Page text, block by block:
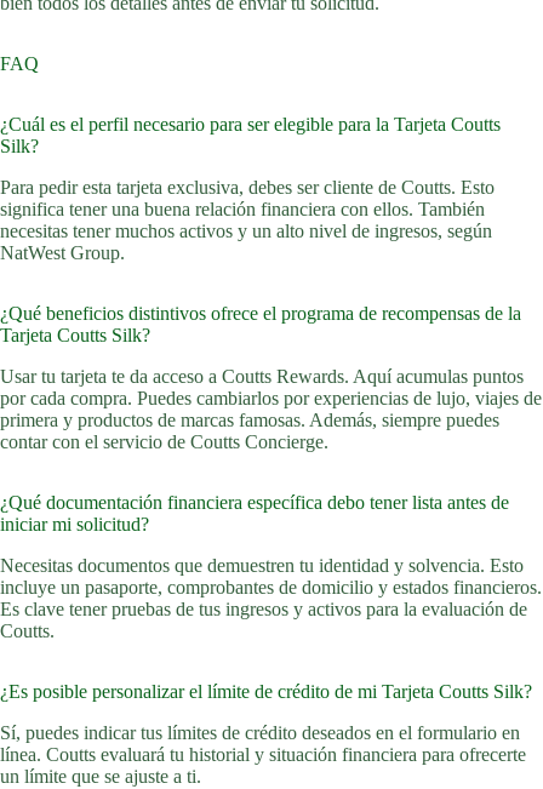
FAQ
¿Cuál es el perfil necesario para ser elegible para la Tarjeta Coutts
Silk?
Para pedir esta tarjeta exclusiva, debes ser cliente de Coutts. Esto
significa tener una buena relación financiera con ellos. También
necesitas tener muchos activos y un alto nivel de ingresos, según
NatWest Group.
¿Qué beneficios distintivos ofrece el programa de recompensas de la
Tarjeta Coutts Silk?
Usar tu tarjeta te da acceso a Coutts Rewards. Aquí acumulas puntos
por cada compra. Puedes cambiarlos por experiencias de lujo, viajes de
primera y productos de marcas famosas. Además, siempre puedes
contar con el servicio de Coutts Concierge.
¿Qué documentación financiera específica debo tener lista antes de
iniciar mi solicitud?
Necesitas documentos que demuestren tu identidad y solvencia. Esto
incluye un pasaporte, comprobantes de domicilio y estados financieros.
Es clave tener pruebas de tus ingresos y activos para la evaluación de
Coutts.
¿Es posible personalizar el límite de crédito de mi Tarjeta Coutts Silk?
Sí, puedes indicar tus límites de crédito deseados en el formulario en
línea. Coutts evaluará tu historial y situación financiera para ofrecerte
un límite que se ajuste a ti.